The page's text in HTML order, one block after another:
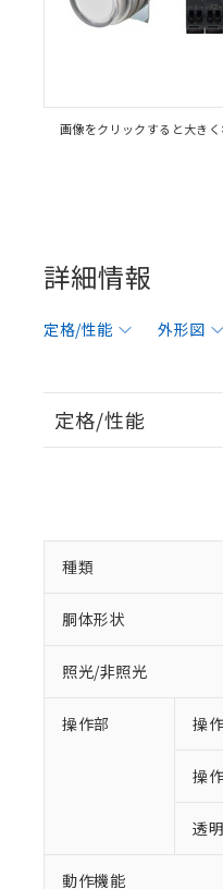
画像をクリックすると大き
詳細情報
定格/性能 外形図
定格/性能
種類
胴体形状
照光/非照光
操作部 操
操
透
動作機能